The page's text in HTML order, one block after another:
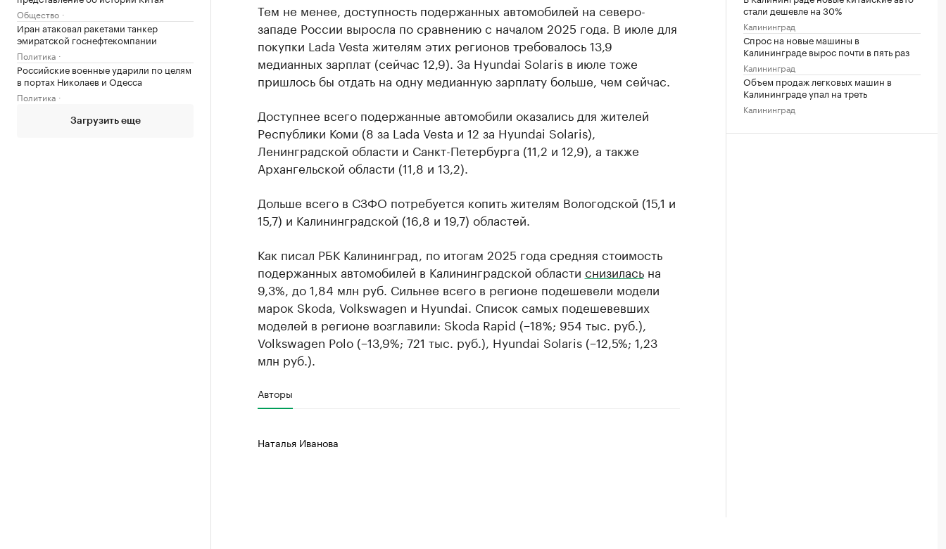
Общество
Иран атаковал ракетами танкер
эмиратской госнефтекомпании
Политика
Российские военные ударили по целям
в портах Николаев и Одесса
Политика
Загрузить еще
Тем не менее, доступность подержанных автомобилей на северо-
западе России выросла по сравнению с началом 2025 года. В июле для
покупки Lada Vesta жителям этих регионов требовалось 13,9
медианных зарплат (сейчас 12,9). За Hyundai Solaris в июле тоже
пришлось бы отдать на одну медианную зарплату больше, чем сейчас.
Доступнее всего подержанные автомобили оказались для жителей
Республики Коми (8 за Lada Vesta и 12 за Hyundai Solaris),
Ленинградской области и Санкт-Петербурга (11,2 и 12,9), а также
Архангельской области (11,8 и 13,2).
Дольше всего в СЗФО потребуется копить жителям Вологодской (15,1 и
15,7) и Калининградской (16,8 и 19,7) областей.
Как писал РБК Калининград, по итогам 2025 года средняя стоимость
подержанных автомобилей в Калининградской области снизиласьна
9,3%, до 1,84 млн руб. Сильнее всего в регионе подешевели модели
марок Skoda, Volkswagen и Hyundai. Список самых подешевевших
моделей в регионе возглавили: Skoda Rapid (−18%; 954 тыс. руб.),
Volkswagen Polo (−13,9%; 721 тыс. руб.), Hyundai Solaris (−12,5%; 1,23
млн руб.).
Авторы
Наталья Иванова
стали дешевле на 30%
Калининград
Спрос на новые машины в
Калининграде вырос почти в пять раз
Калининград
Объем продаж легковых машин в
Калининграде упал на треть
Калининград